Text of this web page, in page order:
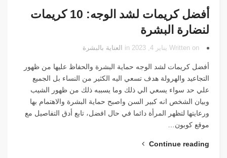
أفضل كريمات لشد الوجه: 10 كريمات
لنضارة البشرة
Written on يناير 4, 2023 in العناية بالبشرة
أفضل كريمات لشد الوجه حماية البشرة والحفاظ عليها من ظهور
التجاعيد والهرولة هدف تسعي اليه الكثير من النساء بل الجميع
علي حد سواء يسعي الي ذلك وما يسببه ذلك من ظهور الشيب
وبيان الشخص انه كبير السن واصبح حماية البشرة والاهتمام بها
ورعايتها لتظهر المرأة دائما في حال افضل، تابع أدق التفاصيل مع
موقع كوبون…
Continue reading